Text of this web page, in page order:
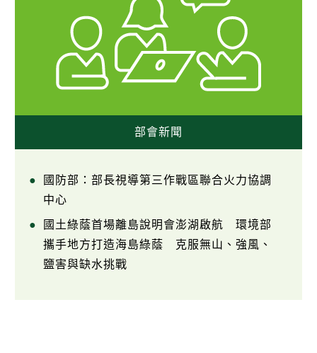
部會新聞
國防部：部長視導第三作戰區聯合火力協調
中心
國土綠蔭首場離島說明會澎湖啟航 環境部
攜手地方打造海島綠蔭 克服無山、強風、
鹽害與缺水挑戰